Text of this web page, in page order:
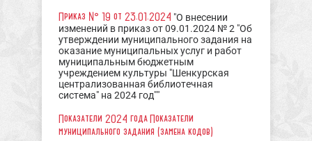
Приказ № 19 от 23.01.2024 "О внесении
изменений в приказ от 09.01.2024 № 2 "Об
утверждении муниципального задания на
оказание муниципальных услуг и работ
муниципальным бюджетным
учреждением культуры "Шенкурская
централизованная библиотечная
система" на 2024 год""
Показатели 2024 годаПоказатели
муниципального задания (замена кодов)